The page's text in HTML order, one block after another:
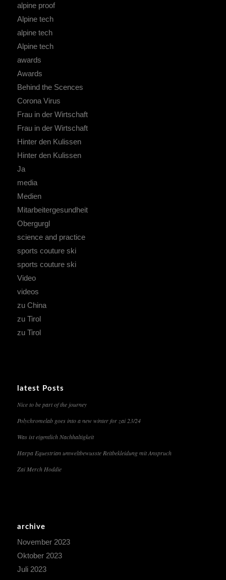
alpine proof
Alpine tech
alpine tech
Alpine tech
awards
Awards
Behind the Scences
Corona Virus
Frau in der Wirtschaft
Frau in der Wirtschaft
Hinter den Kulissen
Hinter den Kulissen
Ja
media
Medien
Mitarbeitergesundheit
Obergurgl
science and practice
sports couture ski
sports couture ski
Video
videos
zu China
zu Tirol
zu Tirol
latest Posts
Nice to be part of the journey
Polychromelab goes into a new winter for zai 23/24
Was ist eigentlich Nachhaltigkeit
Harpa Equestrian umweltbewusste Reitbekleidung mit Anspruch
Zai Merch Hoddie
archive
November 2023
Oktober 2023
Juli 2023